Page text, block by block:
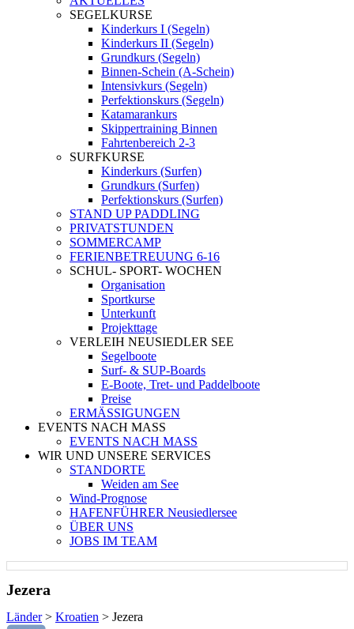
SEGELKURSE
Kinderkurs I (Segeln)
Kinderkurs II (Segeln)
Grundkurs (Segeln)
Binnen-Schein (A-Schein)
Intensivkurs (Segeln)
Perfektionskurs (Segeln)
Katamarankurs
Skippertraining Binnen
Fahrtenbereich 2-3
SURFKURSE
Kinderkurs (Surfen)
Grundkurs (Surfen)
Perfektionskurs (Surfen)
STAND UP PADDLING
PRIVATSTUNDEN
SOMMERCAMP
FERIENBETREUUNG 6-16
SCHUL- SPORT- WOCHEN
Organisation
Sportkurse
Unterkunft
Projekttage
VERLEIH NEUSIEDLER SEE
Segelboote
Surf- & SUP-Boards
E-Boote, Tret- und Paddelboote
Preise
ERMÄSSIGUNGEN
EVENTS NACH MASS
EVENTS NACH MASS
WIR UND UNSERE SERVICES
STANDORTE
Weiden am See
Wind-Prognose
HAFENFÜHRER Neusiedlersee
ÜBER UNS
JOBS IM TEAM
Jezera
Länder> Kroatien > Jezera